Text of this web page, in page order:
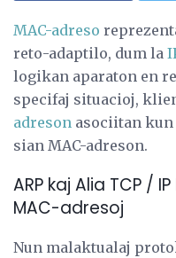
MAC-adreso
reto-adaptilo, dum la
logikan aparaton en
specifaj situacioj,
adreson asociitan
sian MAC-adreson.
ARP kaj Alia TCP /
MAC-adresoj
Nun malaktualaj